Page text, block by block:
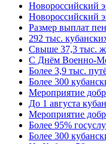
Новороссийский
Новороссийский
Размер выплат
292 тыс.
Свыше 37,3 тыс.
C Днём Военно-
Более 3,9 тыс.
Более 300
Мероприятие
До 1 августа
Мероприятие
Более 95%
Более 300